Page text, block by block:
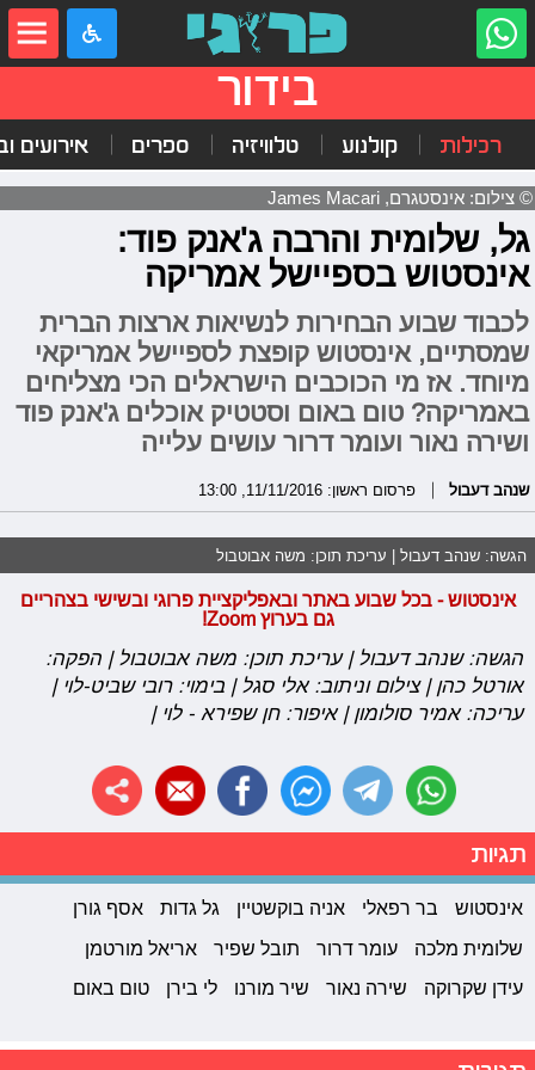
בידור
רכילות קולנוע טלוויזיה ספרים אירועים
© צילום: אינסטגרם, James Macari
גל, שלומית והרבה ג'אנק פוד:
אינסטוש בספיישל אמריקה
לכבוד שבוע הבחירות לנשיאות ארצות הברית
שמסתיים, אינסטוש קופצת לספיישל אמריקאי
מיוחד. אז מי הכוכבים הישראלים הכי מצליחים
באמריקה? טום באום וסטטיק אוכלים ג'אנק פוד
ושירה נאור ועומר דרור עושים עלייה
שנהב דעבול פרסום ראשון: 11/11/2016, 13:00
הגשה: שנהב דעבול | עריכת תוכן: משה אבוטבול
אינסטוש - בכל שבוע באתר ובאפליקציית פרוגי ובשישי בצהריים
גם בערוץ Zoom!
הגשה: שנהב דעבול | עריכת תוכן: משה אבוטבול | הפקה:
אורטל כהן | צילום וניתוב: אלי סגל | בימוי: רובי שביט-לוי |
עריכה: אמיר סולומון | איפור: חן שפירא - לוי |
תגיות
אינסטוש בר רפאלי אניה בוקשטיין גל גדות
אסף גורן
שלומית מלכה
עומר דרור תובל שפיר
אריאל מורטמן
עידן שקרוקה
שירה נאור שיר מורנו לי בירן טום באום